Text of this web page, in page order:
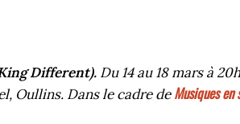
Different). Du 14 au 18 mars à
Oullins. Dans le cadre deMusiques en